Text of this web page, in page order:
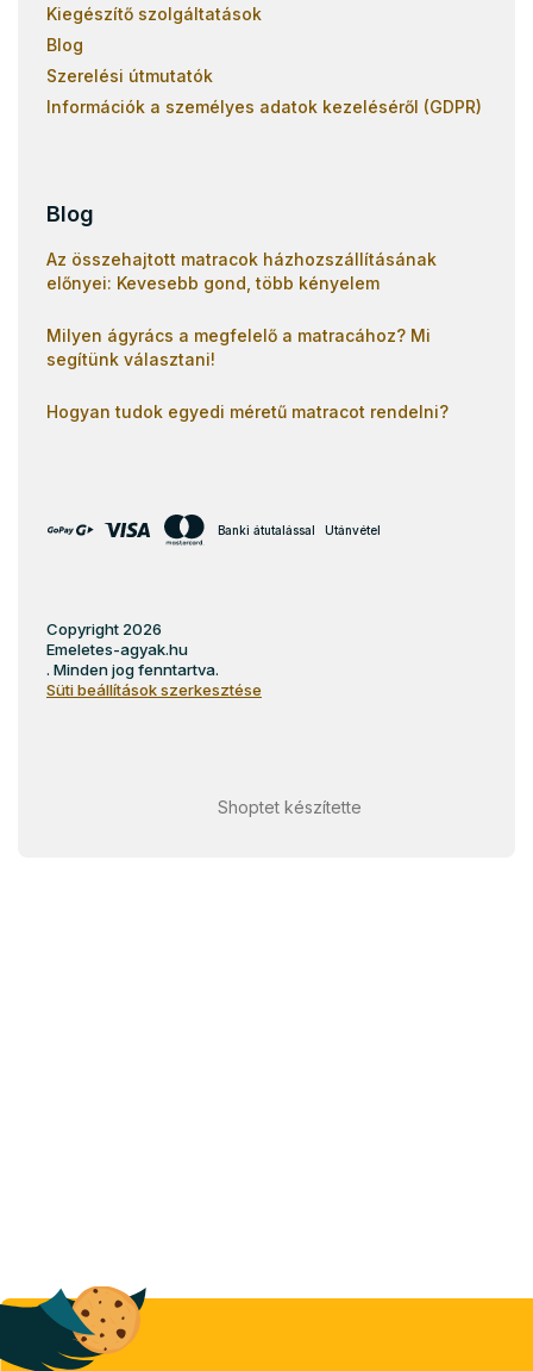
Kiegészítő szolgáltatások
Blog
Szerelési útmutatók
Információk a személyes adatok kezeléséről (GDPR)
Blog
Az összehajtott matracok házhozszállításának
előnyei: Kevesebb gond, több kényelem
Milyen ágyrács a megfelelő a matracához? Mi
segítünk választani!
Hogyan tudok egyedi méretű matracot rendelni?
Banki átutalással Utánvétel
Shoptet készítette
Copyright 2026
Emeletes-agyak.hu
. Minden jog fenntartva.
Süti beállítások szerkesztése